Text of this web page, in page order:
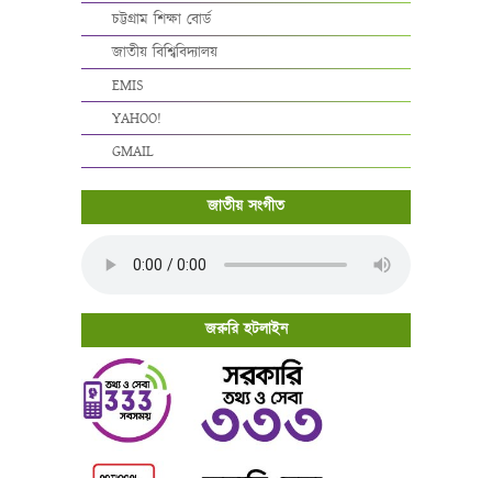
চট্টগ্রাম শিক্ষা বোর্ড
জাতীয় বিশ্বিবিদ্যালয়
EMIS
YAHOO!
GMAIL
জাতীয় সংগীত
জরুরি হটলাইন